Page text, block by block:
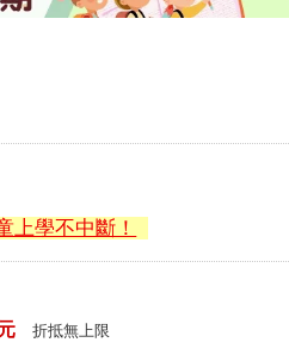
上學不中斷！
折抵無上限